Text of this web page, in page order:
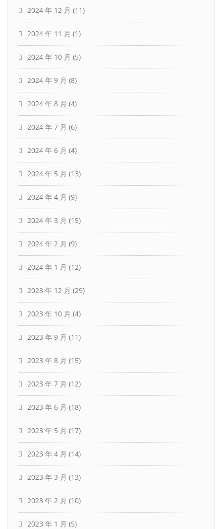
2024 年 12 月 (11)
2024 年 11 月 (1)
2024 年 10 月 (5)
2024 年 9 月 (8)
2024 年 8 月 (4)
2024 年 7 月 (6)
2024 年 6 月 (4)
2024 年 5 月 (13)
2024 年 4 月 (9)
2024 年 3 月 (15)
2024 年 2 月 (9)
2024 年 1 月 (12)
2023 年 12 月 (29)
2023 年 10 月 (4)
2023 年 9 月 (11)
2023 年 8 月 (15)
2023 年 7 月 (12)
2023 年 6 月 (18)
2023 年 5 月 (17)
2023 年 4 月 (14)
2023 年 3 月 (13)
2023 年 2 月 (10)
2023 年 1 月 (5)